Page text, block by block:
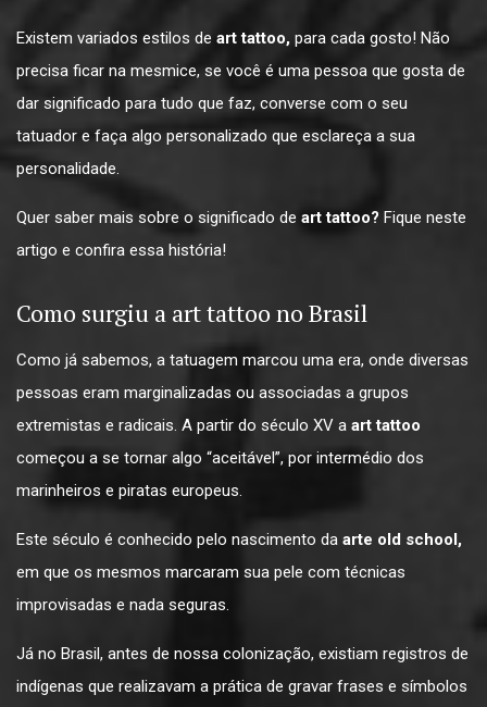
Existem variados estilos de art tattoo, para cada gosto! Não
precisa ficar na mesmice, se você é uma pessoa que gosta de
dar significado para tudo que faz, converse com o seu
tatuador e faça algo personalizado que esclareça a sua
personalidade.
Quer saber mais sobre o significado de art tattoo? Fique neste
artigo e confira essa história!
Como surgiu a art tattoo no Brasil
Como já sabemos, a tatuagem marcou uma era, onde diversas
pessoas eram marginalizadas ou associadas a grupos
extremistas e radicais. A partir do século XV a art tattoo
começou a se tornar algo “aceitável”, por intermédio dos
marinheiros e piratas europeus.
Este século é conhecido pelo nascimento da arte old school,
em que os mesmos marcaram sua pele com técnicas
improvisadas e nada seguras.
Já no Brasil, antes de nossa colonização, existiam registros de
indígenas que realizavam a prática de gravar frases e símbolos